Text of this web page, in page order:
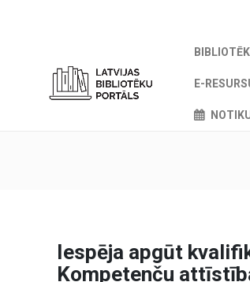
E-
Iespēja apgūt
Kompetenču